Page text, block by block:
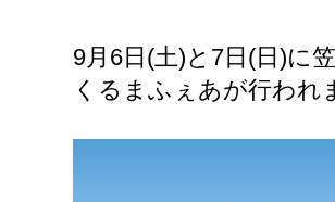
9月6日(土)と7日(日)に
くるまふぇあが行われ